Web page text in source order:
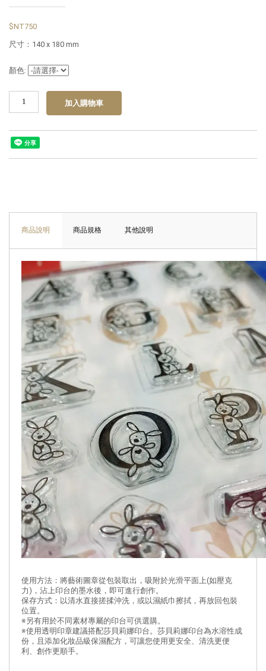
$NT750
尺寸：140 x 180 mm
顏色:
商品說明 商品規格 其他說明
使用方法：將藝術圖章從包裝取出，吸附於光滑平面上(如壓克
力)，沾上印台的墨水後，即可進行創作。
保存方式：以清水直接搓揉沖洗，或以濕紙巾擦拭，再放回包裝
位置。
※另有用於不同素材專屬的印台可供選購。
※使用透明印章建議搭配莎貝莉娜印台。莎貝莉娜印台為水溶性成
份，且添加化妝品級保濕配方，可讓您使用更安全、清洗更便
利、創作更順手。